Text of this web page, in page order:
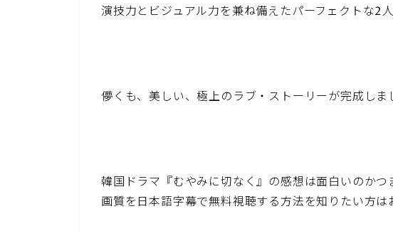
演技力とビジュアル力を兼ね備えたパーフェクトな2
儚くも、美しい、極上のラブ・ストーリーが完成し
韓国ドラマ『むやみに切なく』の感想は面白いのか
画質を日本語字幕で無料視聴する方法を知りたい方は